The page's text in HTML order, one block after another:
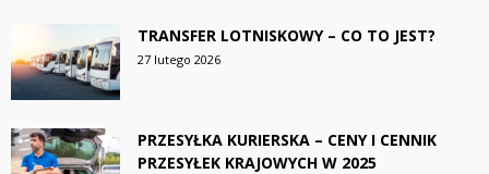
TRANSFER LOTNISKOWY – CO TO JEST?
27 lutego 2026
PRZESYŁKA KURIERSKA – CENY I CENNIK
PRZESYŁEK KRAJOWYCH W 2025